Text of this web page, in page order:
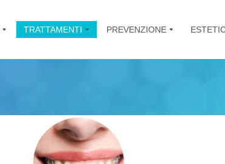
+
TRATTAMENTI PREVENZIONE